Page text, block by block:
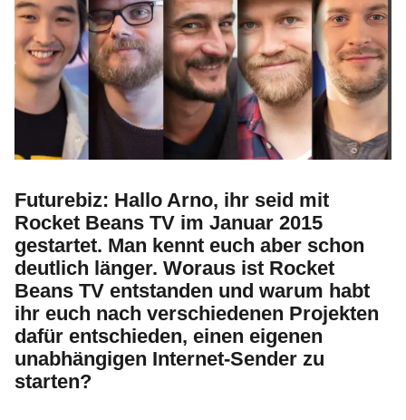
Futurebiz: Hallo Arno, ihr seid mit
Rocket Beans TV im Januar 2015
gestartet. Man kennt euch aber schon
deutlich länger. Woraus ist Rocket
Beans TV entstanden und warum habt
ihr euch nach verschiedenen Projekten
dafür entschieden, einen eigenen
unabhängigen Internet-Sender zu
starten?